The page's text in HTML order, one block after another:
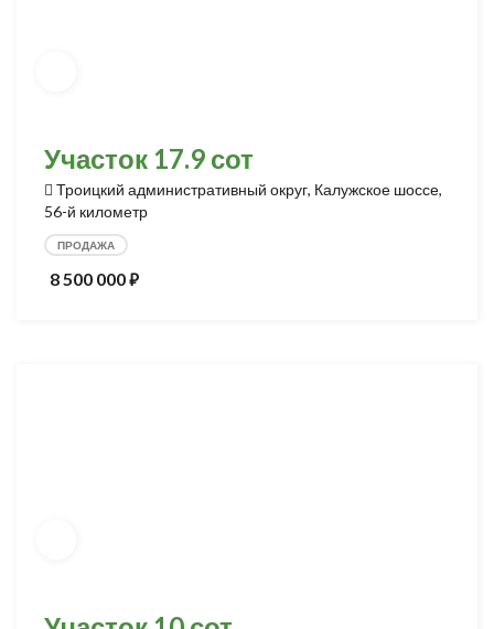
Участок 17.9 сот
Троицкий административный округ, Калужское шоссе,
56-й километр
ПРОДАЖА
8 500 000⃏